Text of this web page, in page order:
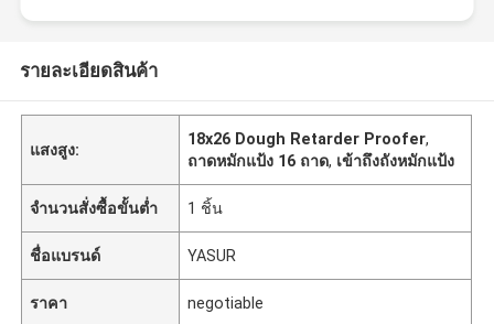
รายละเอียดสินค้า
แสงสูง:
18x26 Dough Retarder Proofer,
ถาดหมักแป้ง 16 ถาด, เข้าถึงถังหมักแป้ง
จำนวนสั่งซื้อขั้นต่ำ 1 ชิ้น
ชื่อแบรนด์ YASUR
ราคา negotiable